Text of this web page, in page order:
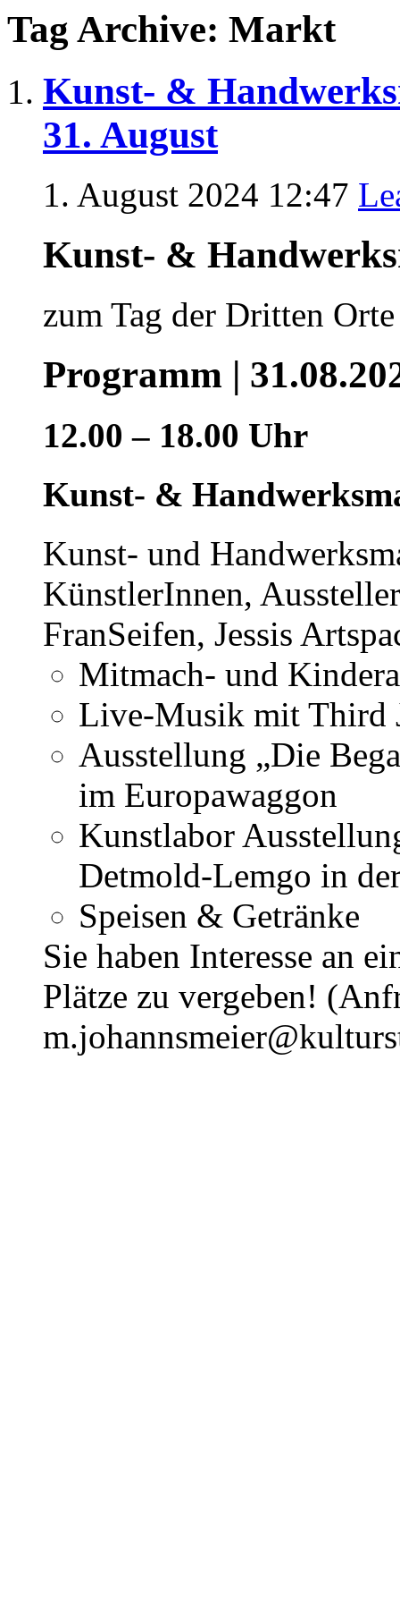
Tag Archive: Markt
Kunst- &
31. August
1. August 2024 12:47
Kunst- &
zum Tag der Dritten Orte
Programm |
12.00 – 18.00 Uhr
Kunst- &
Kunst- und
KünstlerInnen,
FranSeifen, Jessis
Mitmach- und
Live-Musik mit Third
Ausstellung „Die
im Europawaggon
Kunstlabor
Detmold-Lemgo in
Speisen & Getränke
Sie haben Interesse an
Plätze zu vergeben!